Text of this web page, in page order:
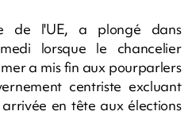
de l'UE, a plongé dans
lorsque le chancelier
a mis fin aux pourparlers
centriste excluant
en tête aux élections